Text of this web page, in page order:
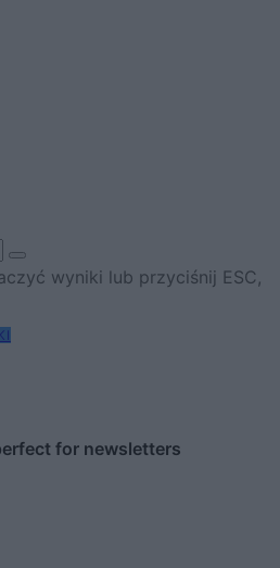
wyniki lub przyciśnij ESC,
for newsletters